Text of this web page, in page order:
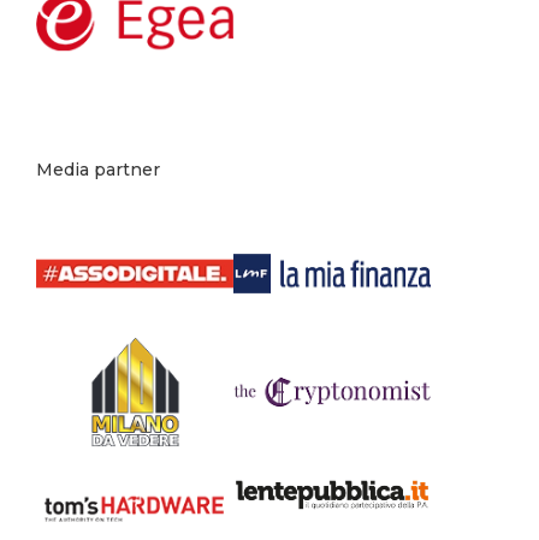
Media partner